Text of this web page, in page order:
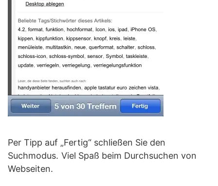
Per Tipp auf „Fertig“ schließen Sie den
Suchmodus. Viel Spaß beim Durchsuchen von
Webseiten.